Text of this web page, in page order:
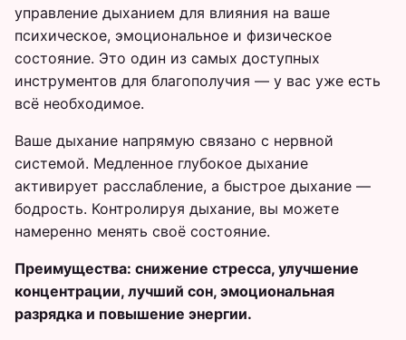
управление дыханием для влияния на ваше
психическое, эмоциональное и физическое
состояние. Это один из самых доступных
инструментов для благополучия — у вас уже есть
всё необходимое.
Ваше дыхание напрямую связано с нервной
системой. Медленное глубокое дыхание
активирует расслабление, а быстрое дыхание —
бодрость. Контролируя дыхание, вы можете
намеренно менять своё состояние.
Преимущества: снижение стресса, улучшение
концентрации, лучший сон, эмоциональная
разрядка и повышение энергии.